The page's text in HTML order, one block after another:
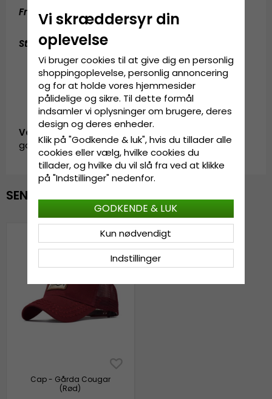
Fremstillet af:
100% bomuld
Størrelsesguide:One size fits all
Vare-ID:
garda.cap.cougar-red
SENAST VISTE
Cap - Gårda Cougar
(Rød)
Vi skræddersyr din
oplevelse
Vi bruger cookies til at give dig en personlig
shoppingoplevelse, personlig annoncering
og for at holde vores hjemmesider
pålidelige og sikre. Til dette formål
indsamler vi oplysninger om brugere, deres
design og deres enheder.
Klik på "Godkende & luk", hvis du tillader alle
cookies eller vælg, hvilke cookies du
tillader, og hvilke du vil slå fra ved at klikke
på "Indstillinger" nedenfor.
Indstillinger
Kun nødvendigt
GODKENDE & LUK